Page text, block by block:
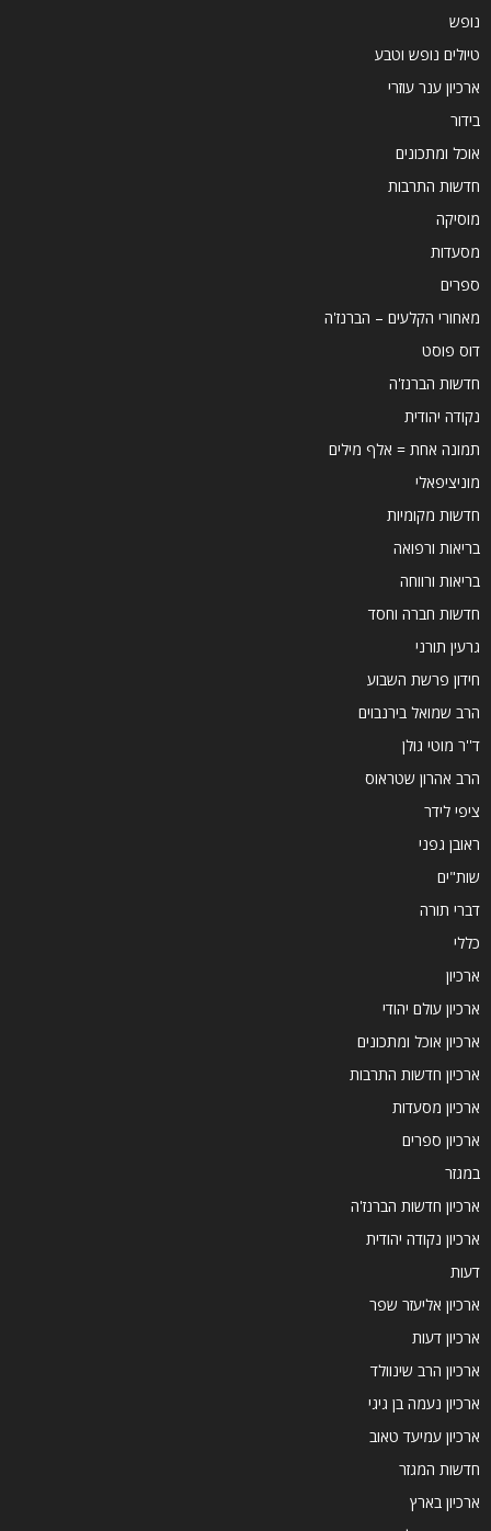
נופש
טיולים נופש וטבע
ארכיון ענר עוזרי
בידור
אוכל ומתכונים
חדשות התרבות
מוסיקה
מסעדות
ספרים
מאחורי הקלעים – הברנז'ה
דוס פוסט
חדשות הברנז'ה
נקודה יהודית
תמונה אחת = אלף מילים
מוניציפאלי
חדשות מקומיות
בריאות ורפואה
בריאות ורווחה
חדשות חברה וחסד
גרעין תורני
חידון פרשת השבוע
הרב שמואל בירנבוים
ד''ר מוטי גולן
הרב אהרון שטראוס
ציפי לידר
ראובן גפני
שות"ים
דברי תורה
כללי
ארכיון
ארכיון עולם יהודי
ארכיון אוכל ומתכונים
ארכיון חדשות התרבות
ארכיון מסעדות
ארכיון ספרים
במגזר
ארכיון חדשות הברנז'ה
ארכיון נקודה יהודית
דעות
ארכיון אליעזר שפר
ארכיון דעות
ארכיון הרב שינוולד
ארכיון נעמה בן גיגי
ארכיון עמיעד טאוב
חדשות המגזר
ארכיון בארץ